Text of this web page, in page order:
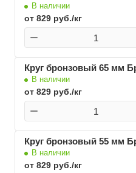
В наличии
от 829 руб./кг
Круг бронзовый 65 мм
В наличии
от 829 руб./кг
Круг бронзовый 55 мм
В наличии
от 829 руб./кг